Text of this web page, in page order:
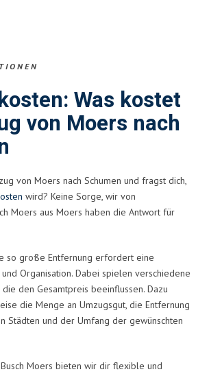
Was kostet
von Moers nach
von Moers nach Schumen und fragst dich,
wird? Keine Sorge, wir von
Moers aus Moers haben die Antwort für
so große Entfernung erfordert eine
Organisation. Dabei spielen verschiedene
den Gesamtpreis beeinflussen. Dazu
die Menge an Umzugsgut, die Entfernung
Städten und der Umfang der gewünschten
Moers bieten wir dir flexible und